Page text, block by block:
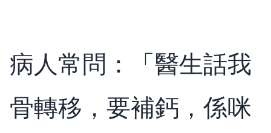
病人常問：「醫生話我
骨轉移，要補鈣，係咪